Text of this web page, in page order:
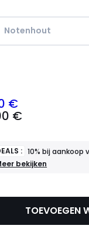
Notenhout
€
€
: 10% bij aankoop
aankoop
bekijken
TOEVOEGEN